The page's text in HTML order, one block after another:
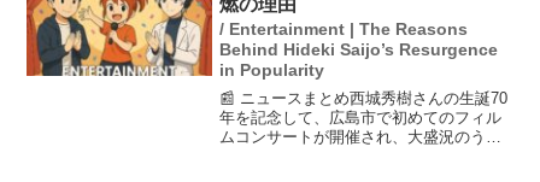
/ Entertainment | The Reasons
Behind Hideki Saijo’s Resurgence
in Popularity
📰 ニュースまとめ西城秀樹さんの生誕70
年を記念して、広島市で初めてのフィル
ムコンサートが開催され、大盛況のうち